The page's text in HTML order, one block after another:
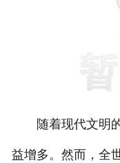
随着现代文明的
益增多。然而，全